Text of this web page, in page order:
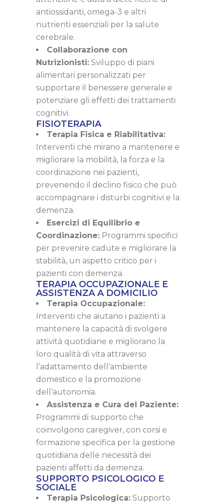
antiossidanti, omega-3 e altri
nutrienti essenziali per la salute
cerebrale.
Collaborazione con
Nutrizionisti: Sviluppo di piani
alimentari personalizzati per
supportare il benessere generale e
potenziare gli effetti dei trattamenti
cognitivi.
FISIOTERAPIA
Terapia Fisica e Riabilitativa:
Interventi che mirano a mantenere e
migliorare la mobilità, la forza e la
coordinazione nei pazienti,
prevenendo il declino fisico che può
accompagnare i disturbi cognitivi e la
demenza.
Esercizi di Equilibrio e
Coordinazione: Programmi specifici
per prevenire cadute e migliorare la
stabilità, un aspetto critico per i
pazienti con demenza.
TERAPIA OCCUPAZIONALE E
ASSISTENZA A DOMICILIO
Terapia Occupazionale:
Interventi che aiutano i pazienti a
mantenere la capacità di svolgere
attività quotidiane e migliorano la
loro qualità di vita attraverso
l’adattamento dell’ambiente
domestico e la promozione
dell’autonomia.
Assistenza e Cura del Paziente:
Programmi di supporto che
coinvolgono caregiver, con corsi e
formazione specifica per la gestione
quotidiana delle necessità dei
pazienti affetti da demenza.
SUPPORTO PSICOLOGICO E
SOCIALE
Terapia Psicologica: Supporto